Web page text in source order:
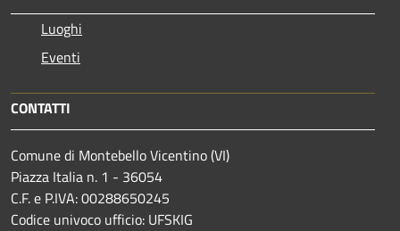
Luoghi
Eventi
CONTATTI
Comune di Montebello Vicentino (VI)
Piazza Italia n. 1 - 36054
C.F. e P.IVA: 00288650245
Codice univoco ufficio: UFSKIG